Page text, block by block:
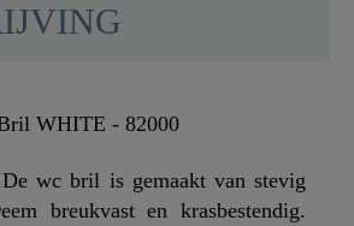
WHITE - 82000
wc bril is gemaakt van stevig
breukvast en krasbestendig.